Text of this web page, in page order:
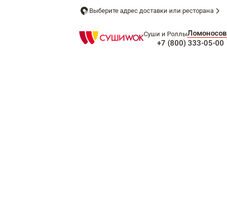
Выберите адрес доставки или ресторана
Суши и РоллыЛомоносов
+7 (800) 333-05-00